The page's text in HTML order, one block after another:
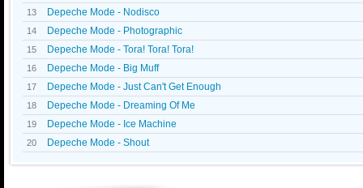
13 Depeche Mode - Nodisco
14 Depeche Mode - Photographic
15 Depeche Mode - Tora! Tora! Tora!
16 Depeche Mode - Big Muff
17 Depeche Mode - Just Can't Get Enough
18 Depeche Mode - Dreaming Of Me
19 Depeche Mode - Ice Machine
20 Depeche Mode - Shout